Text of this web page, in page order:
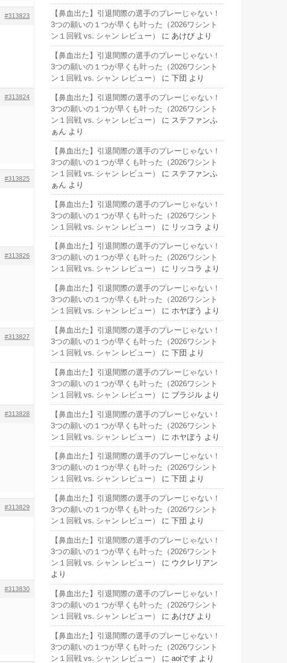
#313823
#313824
#313825
#313826
#313827
#313828
#313829
#313830
【鼻血出た】引退間際の選手のプレーじゃない！
3つの願いの１つが早くも叶った（2026ワシント
ン１回戦 vs. シャン レビュー）
に あけび より
【鼻血出た】引退間際の選手のプレーじゃない！
3つの願いの１つが早くも叶った（2026ワシント
ン１回戦 vs. シャン レビュー）
に 下団 より
【鼻血出た】引退間際の選手のプレーじゃない！
3つの願いの１つが早くも叶った（2026ワシント
ン１回戦 vs. シャン レビュー）
に ステファンふ
ぁん より
【鼻血出た】引退間際の選手のプレーじゃない！
3つの願いの１つが早くも叶った（2026ワシント
ン１回戦 vs. シャン レビュー）
に ステファンふ
ぁん より
【鼻血出た】引退間際の選手のプレーじゃない！
3つの願いの１つが早くも叶った（2026ワシント
ン１回戦 vs. シャン レビュー）
に リッコラ より
【鼻血出た】引退間際の選手のプレーじゃない！
3つの願いの１つが早くも叶った（2026ワシント
ン１回戦 vs. シャン レビュー）
に リッコラ より
【鼻血出た】引退間際の選手のプレーじゃない！
3つの願いの１つが早くも叶った（2026ワシント
ン１回戦 vs. シャン レビュー）
に ホヤぼう より
【鼻血出た】引退間際の選手のプレーじゃない！
3つの願いの１つが早くも叶った（2026ワシント
ン１回戦 vs. シャン レビュー）
に 下団 より
【鼻血出た】引退間際の選手のプレーじゃない！
3つの願いの１つが早くも叶った（2026ワシント
ン１回戦 vs. シャン レビュー）
に ブラジル より
【鼻血出た】引退間際の選手のプレーじゃない！
3つの願いの１つが早くも叶った（2026ワシント
ン１回戦 vs. シャン レビュー）
に ホヤぼう より
【鼻血出た】引退間際の選手のプレーじゃない！
3つの願いの１つが早くも叶った（2026ワシント
ン１回戦 vs. シャン レビュー）
に 下団 より
【鼻血出た】引退間際の選手のプレーじゃない！
3つの願いの１つが早くも叶った（2026ワシント
ン１回戦 vs. シャン レビュー）
に 下団 より
【鼻血出た】引退間際の選手のプレーじゃない！
3つの願いの１つが早くも叶った（2026ワシント
ン１回戦 vs. シャン レビュー）
に ウクレリアン
より
【鼻血出た】引退間際の選手のプレーじゃない！
3つの願いの１つが早くも叶った（2026ワシント
ン１回戦 vs. シャン レビュー）
に あけび より
【鼻血出た】引退間際の選手のプレーじゃない！
3つの願いの１つが早くも叶った（2026ワシント
ン１回戦 vs. シャン レビュー）
に aoiです より